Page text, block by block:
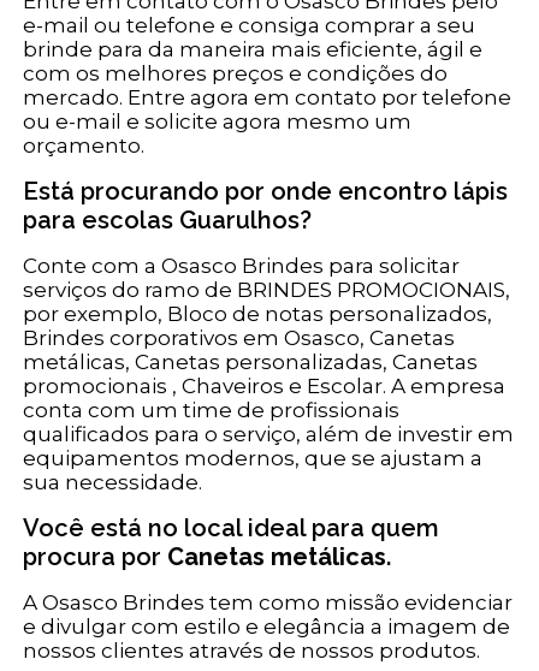
e-mail ou telefone e consiga comprar a seu
brinde para da maneira mais eficiente, ágil e
com os melhores preços e condições do
mercado. Entre agora em contato por telefone
ou e-mail e solicite agora mesmo um
orçamento.
Está procurando por onde encontro lápis
para escolas Guarulhos?
Conte com a Osasco Brindes para solicitar
serviços do ramo de BRINDES PROMOCIONAIS,
por exemplo, Bloco de notas personalizados,
Brindes corporativos em Osasco, Canetas
metálicas, Canetas personalizadas, Canetas
promocionais , Chaveiros e Escolar. A empresa
conta com um time de profissionais
qualificados para o serviço, além de investir em
equipamentos modernos, que se ajustam a
sua necessidade.
Você está no local ideal para quem
procura por Canetas metálicas.
A Osasco Brindes tem como missão evidenciar
e divulgar com estilo e elegância a imagem de
nossos clientes através de nossos produtos.